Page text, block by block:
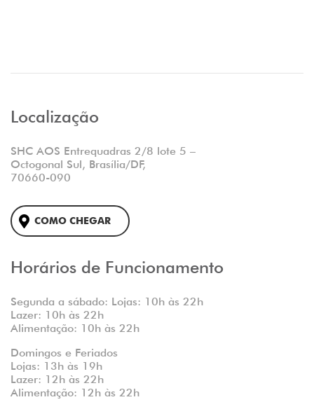
Localização
SHC AOS Entrequadras 2/8 lote 5 –
Octogonal Sul, Brasília/DF,
70660-090
COMO CHEGAR
Horários de Funcionamento
Segunda a sábado: Lojas: 10h às 22h
Lazer: 10h às 22h
Alimentação: 10h às 22h
Domingos e Feriados
Lojas: 13h às 19h
Lazer: 12h às 22h
Alimentação: 12h às 22h